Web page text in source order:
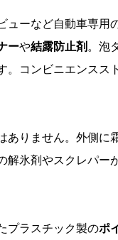
ューなど自動車専用
ーや結露防止剤 。泡
。コンビニエンスス
ありません。外側に
解氷剤やスクレパー
プラスチック製のポ